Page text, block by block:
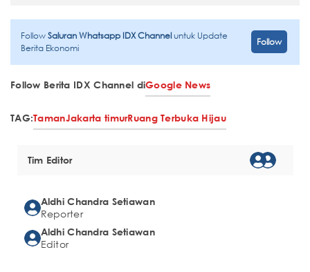
FollowSaluran Whatsapp IDX Channeluntuk Update
Berita Ekonomi
Follow
Follow Berita IDX Channel diGoogle News
TAG:TamanJakarta timurRuang Terbuka Hijau
Tim Editor
Aldhi Chandra Setiawan
Reporter
Aldhi Chandra Setiawan
Editor